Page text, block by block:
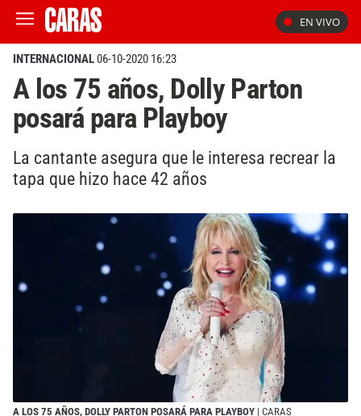
EN VIVO
INTERNACIONAL06-10-2020 16:23
A los 75 años, Dolly Parton
posará para Playboy
La cantante asegura que le interesa recrear la
tapa que hizo hace 42 años
A LOS 75 AÑOS, DOLLY PARTON POSARÁ PARA PLAYBOY | CARAS